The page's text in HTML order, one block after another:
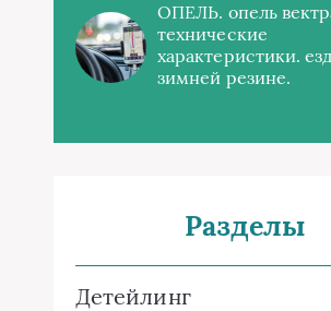
ОПЕЛЬ. опель
технические
характеристики.
зимней резине.
Разделы
Детейлинг